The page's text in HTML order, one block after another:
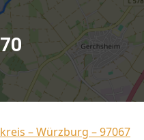
– Würzburg – 97067